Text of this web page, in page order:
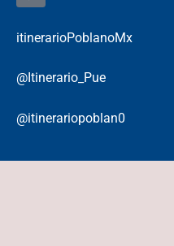
itinerarioPoblanoMx
@Itinerario_Pue
@itinerariopoblan0